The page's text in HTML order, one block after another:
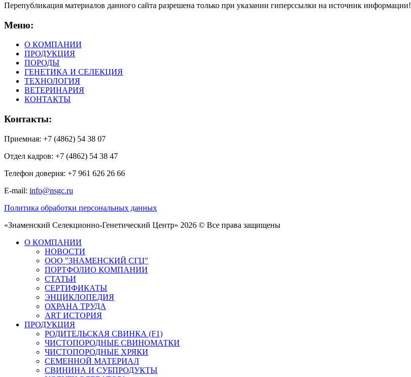
Перепубликация материалов данного сайта разрешена только при указании гиперсcылки на источник информации!
Меню:
О КОМПАНИИ
ПРОДУКЦИЯ
ПОРОДЫ
ГЕНЕТИКА И СЕЛЕКЦИЯ
ТЕХНОЛОГИЯ
ВЕТЕРИНАРИЯ
КОНТАКТЫ
Контакты:
Приемная: +7 (4862) 54 38 07
Отдел кадров: +7 (4862) 54 38 47
Телефон доверия: +7 961 626 26 66
E-mail: info@nsgc.ru
Политика обработки персональных данных
«Знаменский Селекционно-Генетический Центр» 2026 © Все права защищены
О КОМПАНИИ
НОВОСТИ
ООО "ЗНАМЕНСКИЙ СГЦ"
ПОРТФОЛИО КОМПАНИИ
СТАТЬИ
СЕРТИФИКАТЫ
ЭНЦИКЛОПЕДИЯ
ОХРАНА ТРУДА
ART ИСТОРИЯ
ПРОДУКЦИЯ
РОДИТЕЛЬСКАЯ СВИНКА (F1)
ЧИСТОПОРОДНЫЕ СВИНОМАТКИ
ЧИСТОПОРОДНЫЕ ХРЯКИ
СЕМЕННОЙ МАТЕРИАЛ
СВИНИНА И СУБПРОДУКТЫ